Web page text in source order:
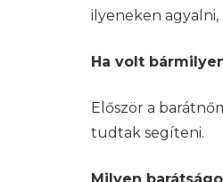
ilyeneken
Ha volt
Először a
tudtak segíteni.